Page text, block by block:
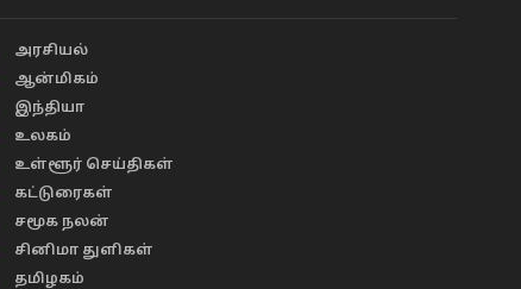
அரசியல்
ஆன்மிகம்
இந்தியா
உலகம்
உள்ளூர் செய்திகள்
கட்டுரைகள்
சமூக நலன்
சினிமா துளிகள்
தமிழகம்